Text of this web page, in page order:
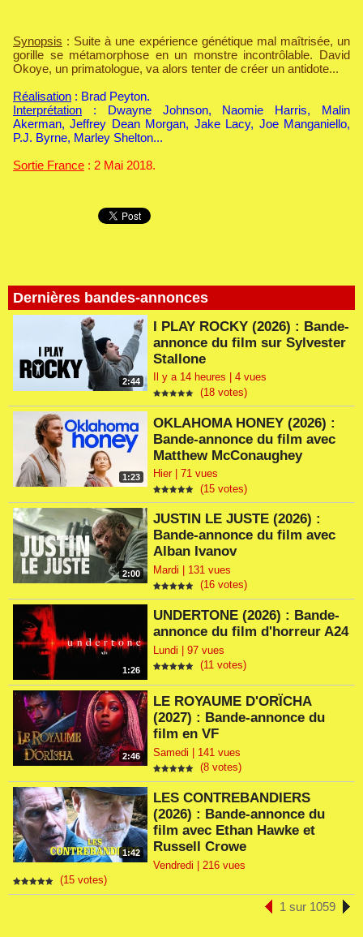
Dernières bandes-annonces
2:44
I PLAY ROCKY (2026) : Bande-
annonce du film sur Sylvester
Stallone
Il y a 14 heures | 4 vues
(18 votes)
1:23
OKLAHOMA HONEY (2026) :
Bande-annonce du film avec
Matthew McConaughey
Hier | 71 vues
(15 votes)
2:00
JUSTIN LE JUSTE (2026) :
Bande-annonce du film avec
Alban Ivanov
Mardi | 131 vues
(16 votes)
1:26
UNDERTONE (2026) : Bande-
annonce du film d'horreur A24
Lundi | 97 vues
(11 votes)
2:46
LE ROYAUME D'ORÏCHA
(2027) : Bande-annonce du
film en VF
Samedi | 141 vues
(8 votes)
1:42
LES CONTREBANDIERS
(2026) : Bande-annonce du
film avec Ethan Hawke et
Russell Crowe
Vendredi | 216 vues
(15 votes)
1 sur 1059
Synopsis : Suite à une expérience génétique mal maîtrisée, un
gorille se métamorphose en un monstre incontrôlable. David
Okoye, un primatologue, va alors tenter de créer un antidote...
Réalisation : Brad Peyton.
Interprétation : Dwayne Johnson, Naomie Harris, Malin
Akerman, Jeffrey Dean Morgan, Jake Lacy, Joe Manganiello,
P.J. Byrne, Marley Shelton...
Sortie France : 2 Mai 2018.